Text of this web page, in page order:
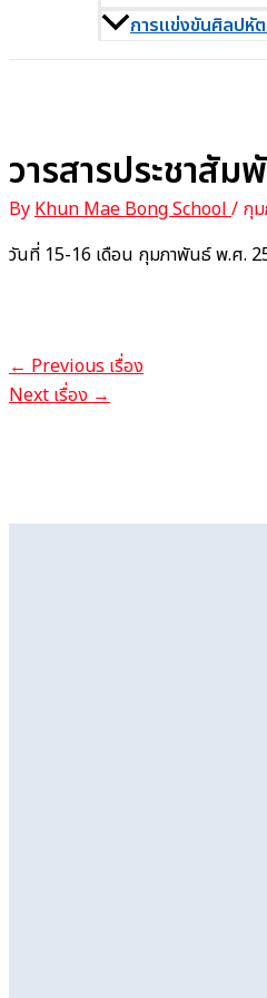
การแข่งขันศิลปหั
วารสารประชาสั
By Khun Mae Bong School / กุ
วันที่ 15-16 เดือน กุมภาพันธ์ พ.ศ.
← Previous เรื่อง
Next เรื่อง →